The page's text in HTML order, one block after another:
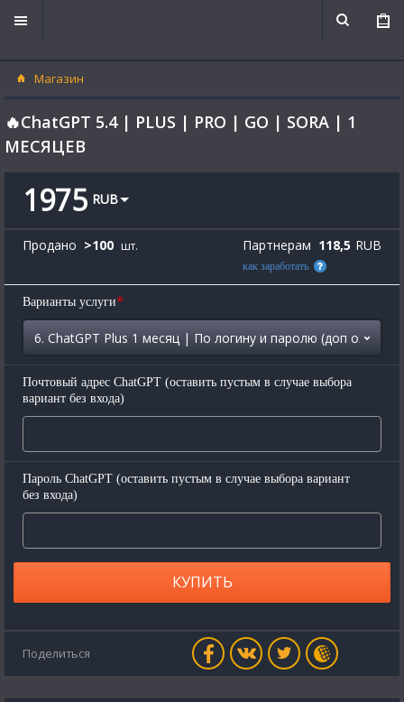
Магазин
🔥ChatGPT 5.4 | PLUS | PRO | GO | SORA | 1
МЕСЯЦЕВ
1975 RUB
Продано >100 шт. Партнерам 118,5 RUB
как заработать
Варианты услуги*
Почтовый адрес ChatGPT (оставить пустым в случае выбора
вариант без входа)
Пароль ChatGPT (оставить пустым в случае выбора вариант
без входа)
КУПИТЬ
Поделиться